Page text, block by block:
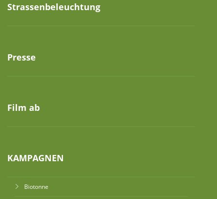
Strassenbeleuchtung
Presse
Film ab
KAMPAGNEN
Biotonne